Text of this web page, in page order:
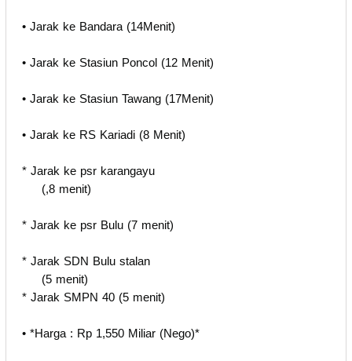
• Jarak ke Bandara (14Menit)
• Jarak ke Stasiun Poncol (12 Menit)
• Jarak ke Stasiun Tawang (17Menit)
• Jarak ke RS Kariadi (8 Menit)
* Jarak ke psr karangayu
(,8 menit)
* Jarak ke psr Bulu (7 menit)
* Jarak SDN Bulu stalan
(5 menit)
* Jarak SMPN 40 (5 menit)
• *Harga : Rp 1,550 Miliar (Nego)*